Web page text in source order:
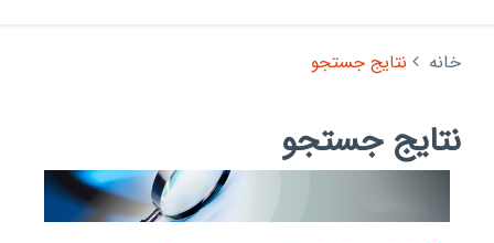
خانه نتایج جستجو
نتایج جستجو